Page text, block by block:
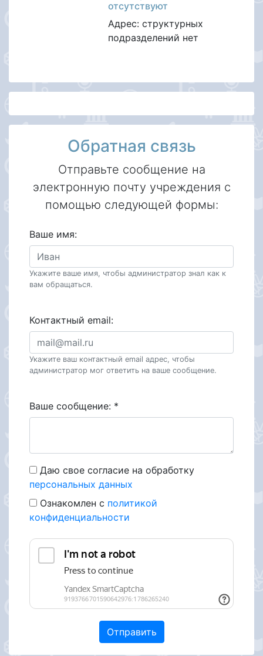
отсутствуют
Адрес: структурных
подразделений нет
Обратная связь
Отправьте сообщение на
электронную почту учреждения с
помощью следующей формы:
Ваше имя:
Укажите ваше имя, чтобы администратор знал как к
вам обращаться.
Контактный email:
Укажите ваш контактный email адрес, чтобы
администратор мог ответить на ваше сообщение.
Ваше сообщение: *
Даю свое согласие на обработку
персональных данных
Ознакомлен с политикой
конфиденциальности